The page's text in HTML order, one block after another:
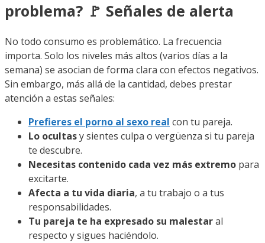
problema? 🚩 Señales de alerta
No todo consumo es problemático. La frecuencia
importa. Solo los niveles más altos (varios días a la
semana) se asocian de forma clara con efectos negativos.
Sin embargo, más allá de la cantidad, debes prestar
atención a estas señales:
Prefieres el porno al sexo real con tu pareja.
Lo ocultasy sientes culpa o vergüenza si tu pareja
te descubre.
Necesitas contenido cada vez más extremo para
excitarte.
Afecta a tu vida diaria, a tu trabajo o a tus
responsabilidades.
Tu pareja te ha expresado su malestaral
respecto y sigues haciéndolo.